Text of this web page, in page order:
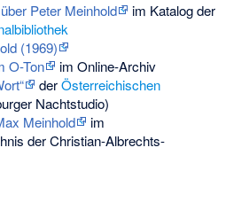
Peter Meinhold
im Katalog der
(1969)
O-Ton
im Online-Archiv
derÖsterreichischen
Nachtstudio)
Meinhold
im
der Christian-Albrechts-